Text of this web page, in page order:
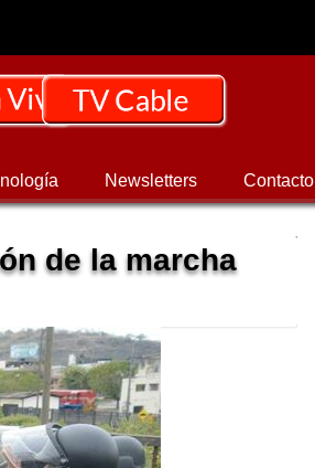
Newsletters Contacto
de la marcha